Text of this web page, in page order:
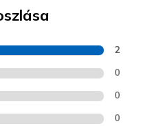
2
0
0
0